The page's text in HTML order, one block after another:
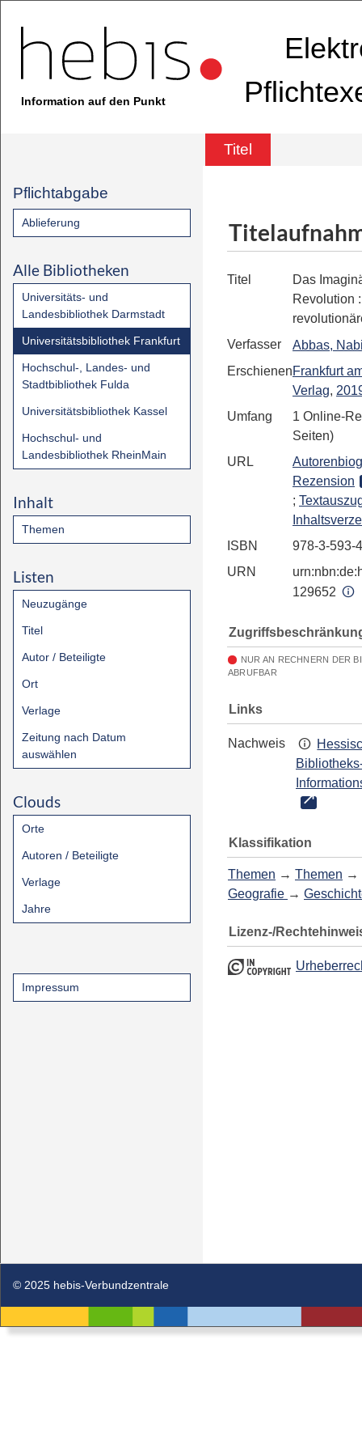
Information auf den Punkt
Titel
Pflichtabgabe
Ablieferung
Alle Bibliotheken
Universitäts- und
Landesbibliothek Darmstadt
Universitätsbibliothek Frankfurt
Hochschul-, Landes- und
Stadtbibliothek Fulda
Universitätsbibliothek Kassel
Hochschul- und
Landesbibliothek RheinMain
Inhalt
Themen
Listen
Neuzugänge
Titel
Autor / Beteiligte
Ort
Verlage
Zeitung nach Datum
auswählen
Clouds
Orte
Autoren / Beteiligte
Verlage
Jahre
Impressum
Titel
Das
Revolution
Verfasser
Abbas,
ErschienenFrankfurt
Verlag,
Umfang
1 Online-
Seiten)
URL
Rezension
;
ISBN
978-3-593-
URN
129652
NUR AN RECHNERN DER
ABRUFBAR
Links
Nachweis
Klassifikation
Themen → Themen →
Geografie →
Lizenz-/
© 2025 hebis-Verbundzentrale